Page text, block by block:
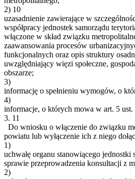
2) 10
uzasadnienie zawierające w
współpracy jednostek samorządu
włączone w skład związku
zaawansowania procesów
funkcjonalnych oraz opis struktury
uwzględniający więzi społeczne,
obszarze;
3)
informację o spełnieniu wymogów, o
4)
informacje, o których mowa w art. 5
3. 11
Do wniosku o włączenie do związku
powiatu lub wyłączenie ich z niego
1)
uchwałę organu stanowiącego
sprawie przeprowadzenia konsultacji z
2)